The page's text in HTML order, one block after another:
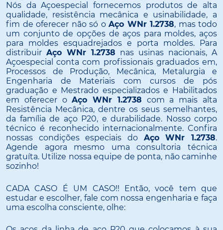
Nós da Açoespecial fornecemos produtos de alta
qualidade, resistência mecânica e usinabilidade, a
fim de oferecer não só o Aço WNr 1.2738, mas todo
um conjunto de opções de aços para moldes, aços
para moldes esquadrejados e porta moldes. Para
distribuir Aço WNr 1.2738 nas usinas nacionais, A
Açoespecial conta com profissionais graduados em,
Processos de Produção, Mecânica, Metalurgia e
Engenharia de Materiais com cursos de pós
graduação e Mestrado especializados e Habilitados
em oferecer oAço WNr 1.2738 com a mais alta
Resistência Mecânica, dentre os seus semelhantes,
da família de aço P20, e durabilidade. Nosso corpo
técnico é reconhecido internacionalmente. Confira
nossas condições especiais do Aço WNr 1.2738.
Agende agora mesmo uma consultoria técnica
gratuíta. Utilize nossa equipe de ponta, não caminhe
sozinho!
CADA CASO É UM CASO!! Então, você tem que
estudar e escolher, fale com nossa engenharia e faça
uma escolha consciente, olhe: